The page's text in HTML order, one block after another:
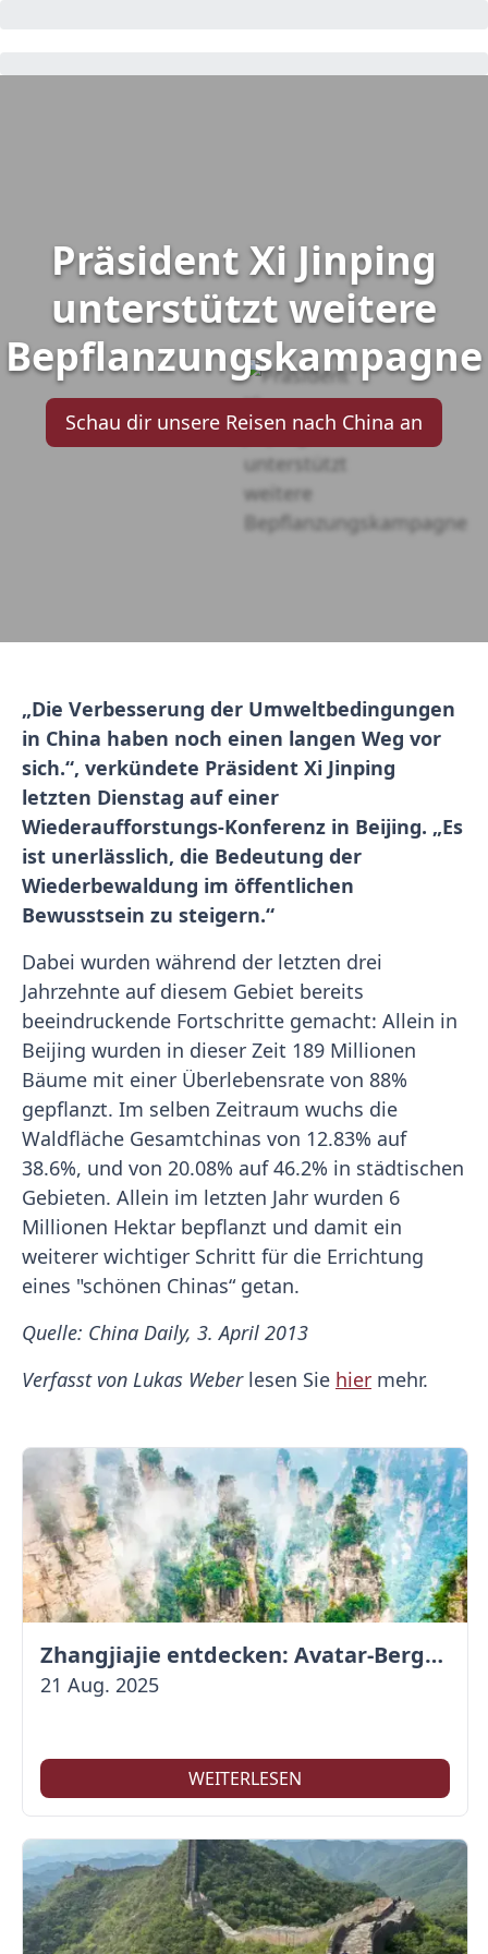
Präsident Xi Jinping
unterstützt weitere
Bepflanzungskampagne
Schau dir unsere Reisen nach China an
„Die Verbesserung der Umweltbedingungen
in China haben noch einen langen Weg vor
sich.“, verkündete Präsident Xi Jinping
letzten Dienstag auf einer
Wiederaufforstungs-Konferenz in Beijing. „Es
ist unerlässlich, die Bedeutung der
Wiederbewaldung im öffentlichen
Bewusstsein zu steigern.“
Dabei wurden während der letzten drei
Jahrzehnte auf diesem Gebiet bereits
beeindruckende Fortschritte gemacht: Allein in
Beijing wurden in dieser Zeit 189 Millionen
Bäume mit einer Überlebensrate von 88%
gepflanzt. Im selben Zeitraum wuchs die
Waldfläche Gesamtchinas von 12.83% auf
38.6%, und von 20.08% auf 46.2% in städtischen
Gebieten. Allein im letzten Jahr wurden 6
Millionen Hektar bepflanzt und damit ein
weiterer wichtiger Schritt für die Errichtung
eines "schönen Chinas“ getan.
Quelle: China Daily, 3. April 2013
Verfasst von Lukas Weberlesen Sie hier mehr.
Zhangjiajie entdecken: Avatar-Berge & Altstadt von Fenghuang
21 Aug. 2025
WEITERLESEN